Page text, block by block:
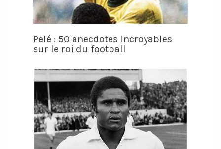
Pelé : 50 anecdotes incroyables
sur le roi du football